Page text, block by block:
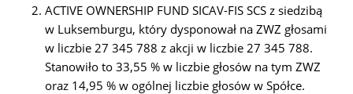
ACTIVE OWNERSHIP FUND SICAV-FIS SCS z siedzibą
w Luksemburgu, który dysponował na ZWZ głosami
w liczbie 27 345 788 z akcji w liczbie 27 345 788.
Stanowiło to 33,55 % w liczbie głosów na tym ZWZ
oraz 14,95 % w ogólnej liczbie głosów w Spółce.